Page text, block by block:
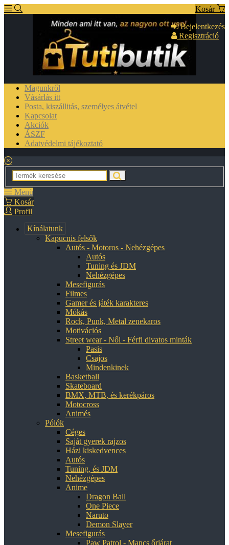
Kosár
Bejelentkezés
Regisztráció
Magunkről
Vásárlás itt
Posta, kiszállitás, személyes átvétel
Kapcsolat
Akciók
ÁSZF
Adatvédelmi tájékoztató
Menü
Kosár
Profil
Kínálatunk
Kapucnis felsők
Autós - Motoros - Nehézgépes
Autós
Tuning és JDM
Nehézgépes
Mesefigurás
Filmes
Gamer és játék karakteres
Mókás
Rock, Punk, Metal zenekaros
Motivációs
Street wear - Női - Férfi divatos minták
Pasis
Csajos
Mindenkinek
Basketball
Skateboard
BMX, MTB, és kerékpáros
Motocross
Animés
Pólók
Céges
Saját gyerek rajzos
Házi kiskedvences
Autós
Tuning, és JDM
Nehézgépes
Anime
Dragon Ball
One Piece
Naruto
Demon Slayer
Mesefigurás
Paw Patrol - Mancs őrjárat